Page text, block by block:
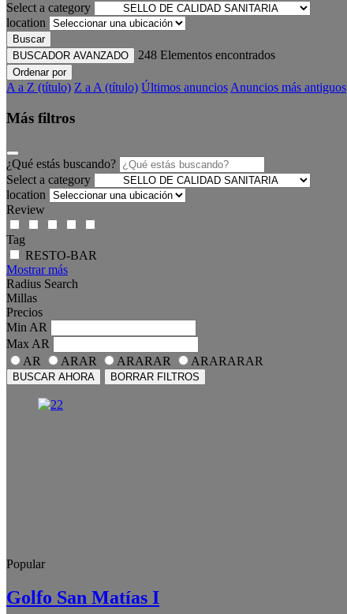
Select a category
location
Buscar
BUSCADOR AVANZADO
248 Elementos encontrados
Ordenar por
A a Z (título) Z a A (título) Últimos anuncios Anuncios más antiguos
Más filtros
¿Qué estás buscando?
Select a category
location
Review
Tag
RESTO-BAR
Mostrar más
Radius Search
Millas
Precios
Min AR
Max AR
AR
ARAR ARARAR ARARARAR
BUSCAR AHORA BORRAR FILTROS
Popular
Golfo San Matías I